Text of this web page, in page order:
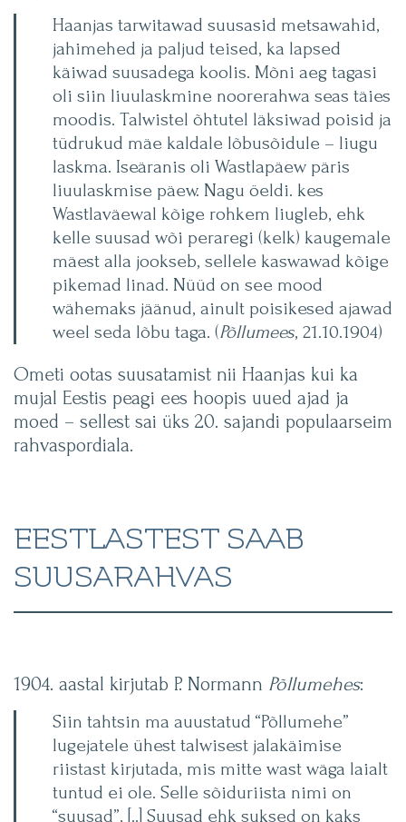
Haanjas tarwitawad suusasid metsawahid,
jahimehed ja paljud teised, ka lapsed
käiwad suusadega koolis. Mõni aeg tagasi
oli siin liuulaskmine noorerahwa seas täies
moodis. Talwistel õhtutel läksiwad poisid ja
tüdrukud mäe kaldale lõbusõidule – liugu
laskma. Iseäranis oli Wastlapäew päris
liuulaskmise päew. Nagu öeldi. kes
Wastlaväewal kõige rohkem liugleb, ehk
kelle suusad wõi peraregi (kelk) kaugemale
mäest alla jookseb, sellele kaswawad kõige
pikemad linad. Nüüd on see mood
wähemaks jäänud, ainult poisikesed ajawad
weel seda lõbu taga. (Põllumees, 21.10.1904)
Ometi ootas suusatamist nii Haanjas kui ka
mujal Eestis peagi ees hoopis uued ajad ja
moed – sellest sai üks 20. sajandi populaarseim
rahvaspordiala.
EESTLASTEST SAAB
SUUSARAHVAS
1904. aastal kirjutab P. Normann Põllumehes:
Siin tahtsin ma auustatud “Põllumehe”
lugejatele ühest talwisest jalakäimise
riistast kirjutada, mis mitte wast wäga laialt
tuntud ei ole. Selle sõiduriista nimi on
“suusad”, [..] Suusad ehk suksed on kaks